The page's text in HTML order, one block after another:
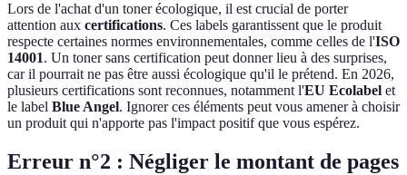
Lors de l'achat d'un toner écologique, il est crucial de porter
attention aux certifications. Ces labels garantissent que le produit
respecte certaines normes environnementales, comme celles de l'ISO
14001. Un toner sans certification peut donner lieu à des surprises,
car il pourrait ne pas être aussi écologique qu'il le prétend. En 2026,
plusieurs certifications sont reconnues, notamment l'EU Ecolabel et
le label Blue Angel. Ignorer ces éléments peut vous amener à choisir
un produit qui n'apporte pas l'impact positif que vous espérez.
Erreur n°2 : Négliger le montant de pages